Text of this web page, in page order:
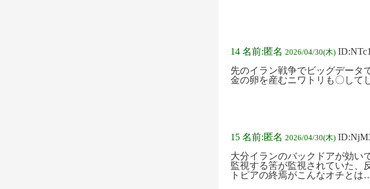
14 名前:匿名 2026/04/30(木)
先のイラン戦争でビッグデータ
金の卵を産むニワトリも〇して
15 名前:匿名 2026/04/30(木)
大分イランのバックドアが効い
監視する筈が監視されていた、
トピアの終焉がこんなオチとは